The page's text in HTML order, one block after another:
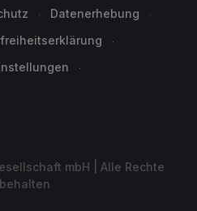
Datenerhebung
mbH | Alle Rechte